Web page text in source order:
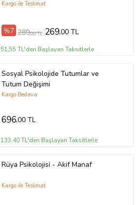
Kargo ile Teslimat
%7 289,00 TL 269,00 TL
51,55 TL'den Başlayan Taksitlerle
Sosyal Psikolojide Tutumlar ve
Tutum Değişimi
Kargo Bedava
696,00 TL
133,40 TL'den Başlayan Taksitlerle
Rüya Psikolojisi - Akif Manaf
Kargo ile Teslimat